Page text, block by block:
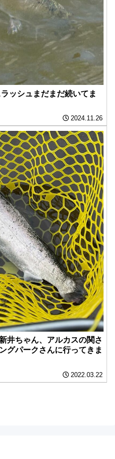
ッシュまだまだ続いてま
2024.11.26
井ちゃん、アルカスの関さ
グパークさんに行ってきま
2022.03.22